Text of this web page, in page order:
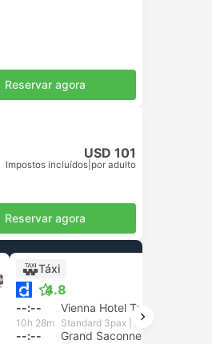
Reservar agora
USD 101
Impostos incluídos por adulto
Reservar agora
Táxi
4.8
--:-- Vienna Hotel Transfer
10h 28m
--:--